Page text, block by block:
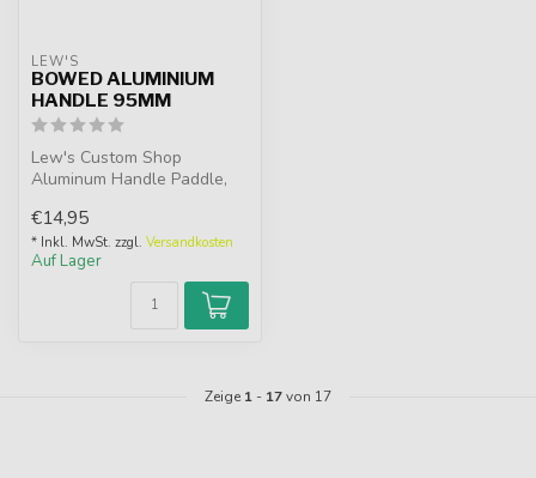
LEW'S
BOWED ALUMINIUM
HANDLE 95MM
Lew's Custom Shop
Aluminum Handle Paddle,
Zubehör. Ko...
€14,95
* Inkl. MwSt. zzgl. Versandkosten
Auf Lager
Zeige 1 - 17von 17